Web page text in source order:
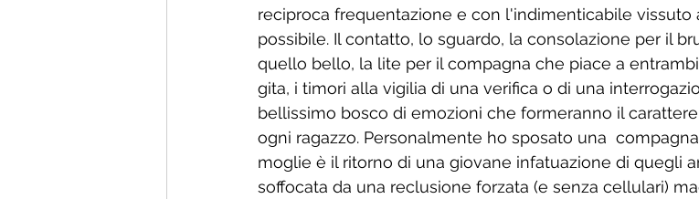
reciproca frequentazione e con l'indimenticabile
possibile. Il contatto, lo sguardo, la consolazione per il
quello bello, la lite per il compagna che piace a
gita, i timori alla vigilia di una verifica o di una
bellissimo bosco di emozioni che formeranno il
ogni ragazzo. Personalmente ho sposato una
moglie è il ritorno di una giovane infatuazione di quegli
soffocata da una reclusione forzata (e senza cellulari)